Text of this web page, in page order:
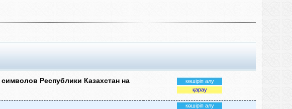
Республики Казахстан на
көшіріп алу
қарау
көшіріп алу